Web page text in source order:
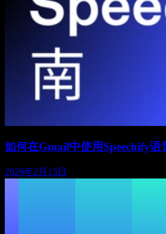
如何在Gmail中使用Speechify语
2026年2月15日